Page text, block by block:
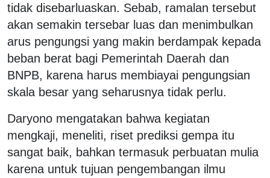
tidak disebarluaskan. Sebab, ramalan tersebut
akan semakin tersebar luas dan menimbulkan
arus pengungsi yang makin berdampak kepada
beban berat bagi Pemerintah Daerah dan
BNPB, karena harus membiayai pengungsian
skala besar yang seharusnya tidak perlu.
Daryono mengatakan bahwa kegiatan
mengkaji, meneliti, riset prediksi gempa itu
sangat baik, bahkan termasuk perbuatan mulia
karena untuk tujuan pengembangan ilmu